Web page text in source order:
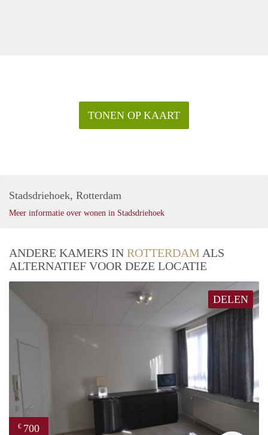
TONEN OP KAART
Stadsdriehoek, Rotterdam
Meer informatie over wonen in Stadsdriehoek
ANDERE KAMERS IN ROTTERDAM ALS
ALTERNATIEF VOOR DEZE LOCATIE
DELEN
€ 700